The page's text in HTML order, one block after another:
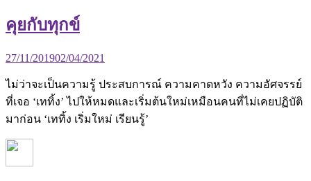
คุยกับทุกข์
27/11/201902/04/2021
ไม่ว่าจะเป็นความรู้ ประสบการณ์ ความคาดหวัง ความอัศจรรย์
ที่เจอ ‘เททิ้ง’ ไปให้หมดและเริ่มต้นใหม่เหมือนคนที่ไม่เคยปฏิบัติ
มาก่อน ‘เททิ้ง เริ่มใหม่ เรียนรู้’